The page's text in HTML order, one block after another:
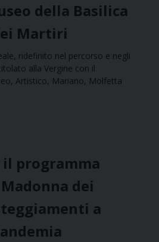
della Basilica
Martiri
ridefinito nel percorso e negli
alla Vergine con il
Artistico, Mariano, Molfetta
programma
dei
a